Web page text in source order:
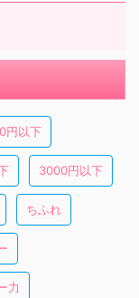
円以下
3000円以下
ちふれ
力